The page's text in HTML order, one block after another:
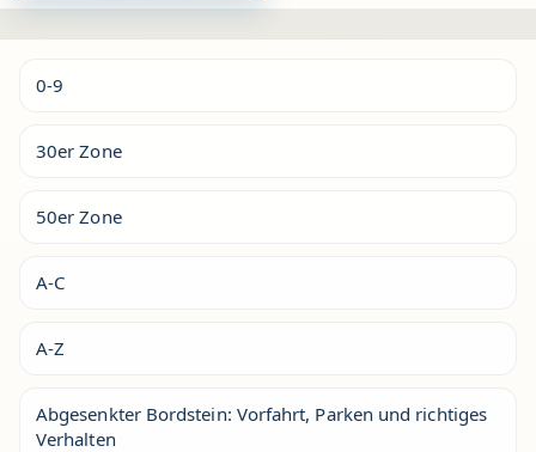
0-9
30er Zone
50er Zone
A-C
A-Z
Abgesenkter Bordstein: Vorfahrt, Parken und richtiges
Verhalten